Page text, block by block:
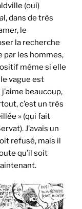
(oui)
l, dans de très
le
la recherche
par les hommes,
même si elle
vague est
beaucoup,
c’est un très
» (qui fait
J’avais un
refusé, mais il
qu’il soit